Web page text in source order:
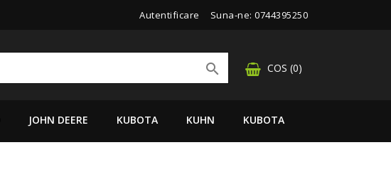
Autentificare Suna-ne: 0744395250
COS (0)

JOHN DEERE KUBOTA KUHN KUBOTA